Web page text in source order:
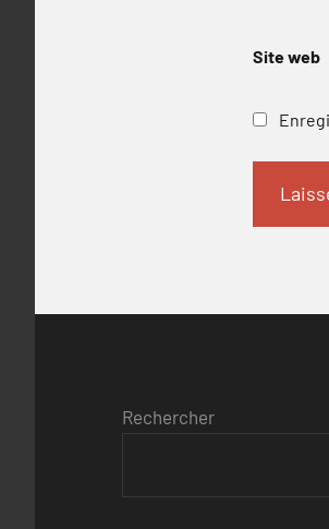
Site web
Rechercher